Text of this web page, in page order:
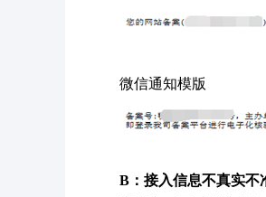
微信通知模版
B：接入信息不真实不